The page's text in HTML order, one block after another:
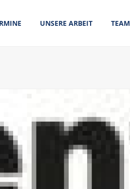
UNSERE ARBEIT TEAM